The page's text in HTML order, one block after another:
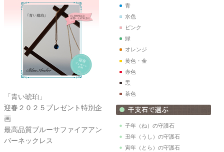
「青い琥珀」
迎春２０２５プレゼント特別企
画
最高品質ブルーサファイアアン
バーネックレス
青
水色
ピンク
緑
オレンジ
黄色・金
赤色
黒
茶色
子年（ね）の守護石
丑年（うし）の守護石
寅年（とら）の守護石